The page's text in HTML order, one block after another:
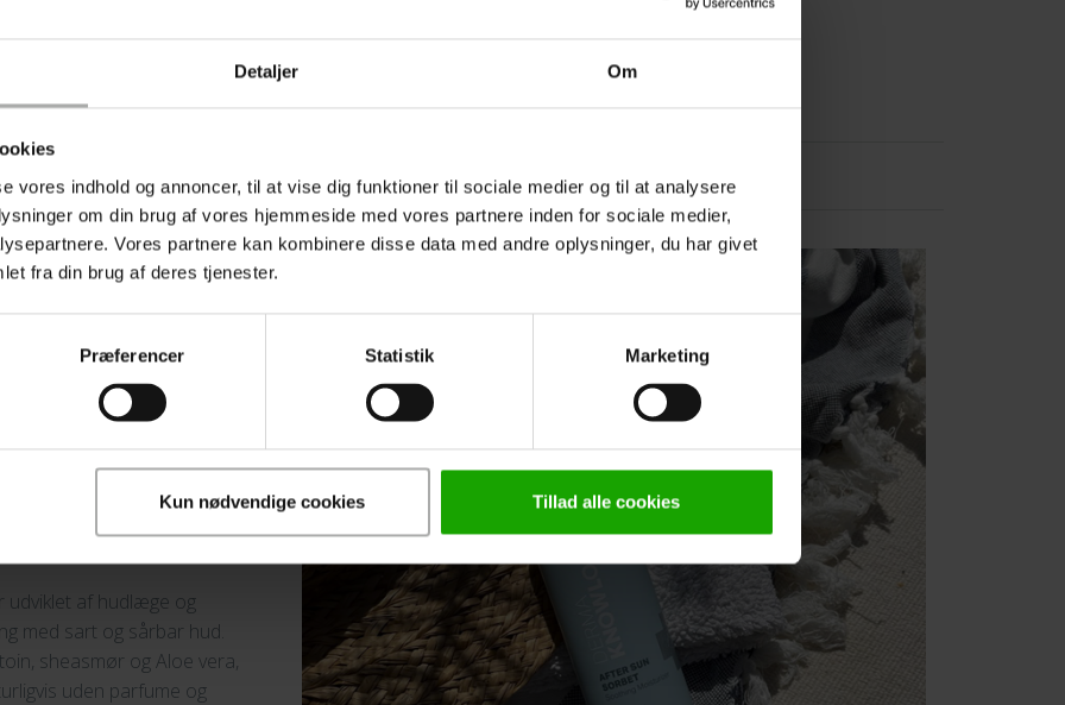
Detaljer Om
vores indhold og annoncer, til at vise dig funktioner til sociale medier og til at analysere
om din brug af vores hjemmeside med vores partnere inden for sociale medier,
Vores partnere kan kombinere disse data med andre oplysninger, du har givet
fra din brug af deres tjenester.
Præferencer Statistik Marketing
Kun nødvendige cookies Tillad alle cookies
Ingredienser
aftersun til
beroligende aftersun, som
Denne allergivenlige
creme, hvilket giver en
udmærker sig særligt på
udviklet af hudlæge og
med sart og sårbar hud.
sheasmør og Aloe vera,
uden parfume og